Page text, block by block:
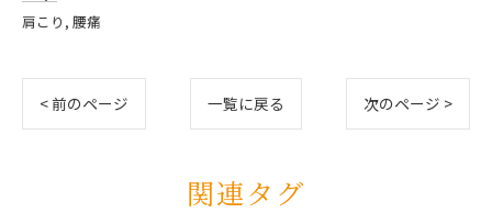
肩こり 腰痛
< 前のページ 一覧に戻る 次のページ >
関連タグ